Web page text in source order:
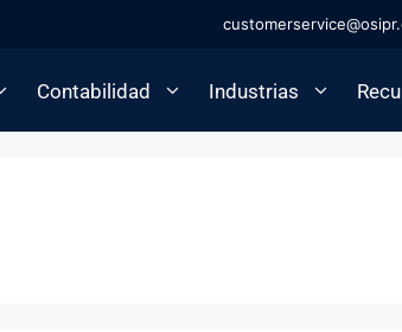
Contabilidad Industrias